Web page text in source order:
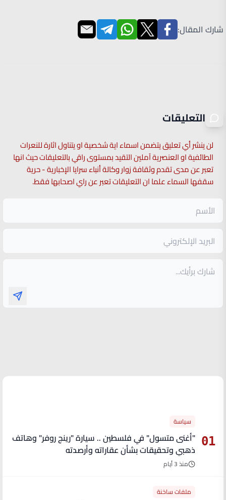
شارك المقال:
التعليقات
لن ينشر أي تعليق يتضمن اسماء اية شخصية او يتناول اثارة للنعرات
الطائفية او العنصرية آملين التقيد بمستوى راقي بالتعليقات حيث انها
تعبر عن مدى تقدم وثقافة زوار وكالة أنباء سرايا الإخبارية - حرية
سقفها السماء علما ان التعليقات تعبر عن راي اصحابها فقط.
01
سياسة
"أغنى متسول" في فلسطين .. سيارة "رينج روفر" وهاتف
ذهبي وتحقيقات بشأن عقاراته وأرصدته
منذ 3 أيام
ملفات ساخنة